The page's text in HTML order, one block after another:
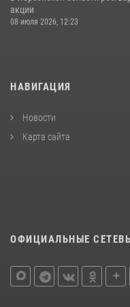
акции
08 июля 2026, 12:23
НАВИГАЦИЯ
Новости
Карта сайта
ОФИЦИАЛЬНЫЕ